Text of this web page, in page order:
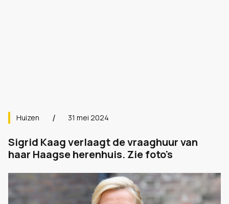
Huizen 31 mei 2024
Sigrid Kaag verlaagt de vraaghuur van
haar Haagse herenhuis. Zie foto's